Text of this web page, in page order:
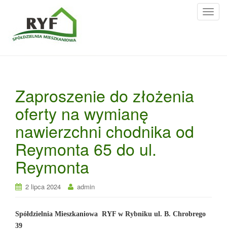
T
Zaproszenie do złożenia
oferty na wymianę
nawierzchni chodnika od
Reymonta 65 do ul.
Reymonta
2 lipca 2024 admin
Spółdzielnia Mieszkaniowa RYF w Rybniku ul. B. Chrobrego
39